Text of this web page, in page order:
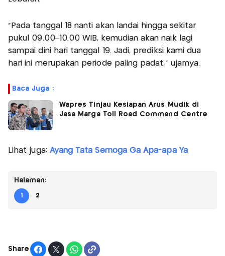
“Pada tanggal 18 nanti akan landai hingga sekitar
pukul 09.00–10.00 WIB, kemudian akan naik lagi
sampai dini hari tanggal 19. Jadi, prediksi kami dua
hari ini merupakan periode paling padat,” ujarnya.
Baca Juga :
Wapres Tinjau Kesiapan Arus Mudik di
Jasa Marga Toll Road Command Centre
Lihat juga: Ayang Tata Semoga Ga Apa-apa Ya
Halaman:
1 2
Share